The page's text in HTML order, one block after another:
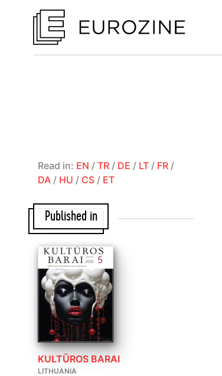
Read in: EN / TR / DE / LT / FR /
DA / HU / CS / ET
Published in
KULTŪROS BARAI
LITHUANIA